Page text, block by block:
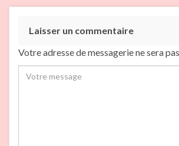
Laisser un commentaire
Votre adresse de messagerie ne sera